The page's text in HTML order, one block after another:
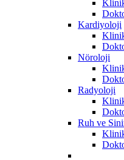
Kardiyoloji
Nöroloji
Radyoloji
Ruh ve